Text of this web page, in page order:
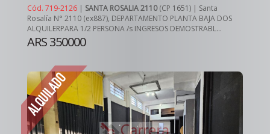
Cód. 719-2126 | SANTA ROSALIA 2110(CP 1651) | Santa
Rosalía N° 2110 (ex887), DEPARTAMENTO PLANTA BAJA DOS
ALQUILERPARA 1/2 PERSONA /s INGRESOS DEMOSTRABL...
ARS 350000